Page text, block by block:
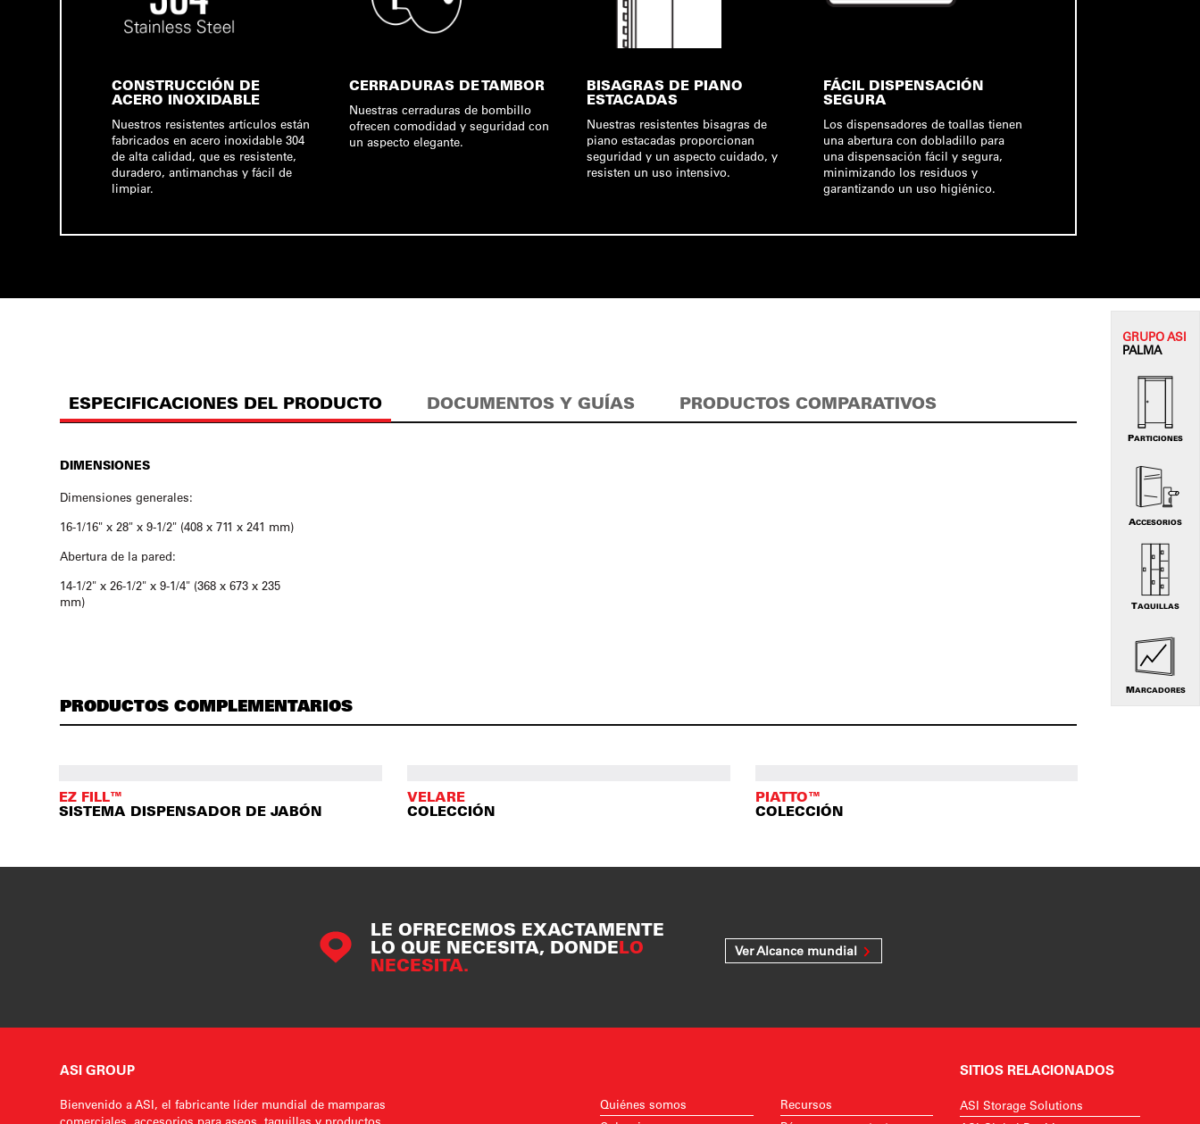
CONSTRUCCIÓN DE
ACERO INOXIDABLE
Nuestros resistentes artículos están
fabricados en acero inoxidable 304
de alta calidad, que es resistente,
duradero, antimanchas y fácil de
limpiar.
CERRADURAS DE TAMBOR
Nuestras cerraduras de bombillo
ofrecen comodidad y seguridad con
un aspecto elegante.
BISAGRAS DE PIANO
ESTACADAS
Nuestras resistentes bisagras de
piano estacadas proporcionan
seguridad y un aspecto cuidado, y
resisten un uso intensivo.
FÁCIL DISPENSACIÓN
SEGURA
Los dispensadores de toallas tienen
una abertura con dobladillo para
una dispensación fácil y segura,
minimizando los residuos y
garantizando un uso higiénico.
ESPECIFICACIONES DEL PRODUCTO DOCUMENTOS Y GUÍAS PRODUCTOS COMPARATIVOS
DIMENSIONES
Dimensiones generales:
16-1/16" x 28" x 9-1/2" (408 x 711 x 241 mm)
Abertura de la pared:
14-1/2" x 26-1/2" x 9-1/4" (368 x 673 x 235
mm)
PRODUCTOS COMPLEMENTARIOS
EZ FILL™
SISTEMA DISPENSADOR DE JABÓN
VELARE
COLECCIÓN
PIATTO™
COLECCIÓN
LE OFRECEMOS EXACTAMENTE
LO QUE NECESITA, DONDELO
NECESITA.
Ver Alcance mundial
GRUPOASI
PALMA
PARTICIONES
ACCESORIOS
TAQUILLAS
MARCADORES
ASI GROUP
Bienvenido a ASI, el fabricante líder mundial de mamparas
comerciales, accesorios para aseos, taquillas y productos
Quiénes somos
Recursos
SITIOS RELACIONADOS
ASI Storage Solutions